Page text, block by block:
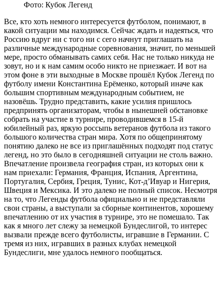
Фото: Кубок Легенд
Все, кто хоть немного интересуется футболом, понимают, в
какой ситуации мы находимся. Сейчас ждать и надеяться, что
Россию вдруг ни с того ни с сего начнут приглашать на
различные международные соревнования, значит, по меньшей
мере, просто обманывать самих себя. Нас не только никуда не
зовут, но и к нам самим особо никто не приезжает. И вот на
этом фоне в эти выходные в Москве прошёл Кубок Легенд по
футболу имени Константина Ерёменко, который иначе как
большим спортивным международным событием, не
назовёшь. Трудно представить, какие усилия пришлось
предпринять организаторам, чтобы в нынешней обстановке
собрать на участие в турнире, проводившемся в 15-й
юбилейный раз, яркую россыпь ветеранов футбола из такого
большого количества стран мира. Хотя по общепринятому
понятию далеко не все из приглашённых подходят под статус
легенд, но это было в сегодняшней ситуации не столь важно.
Впечатление произвела география стран, из которых они к
нам приехали: Германия, Франция, Испания, Аргентина,
Португалия, Сербия, Греция, Тунис, Кот-д’Ивуар и Нигерия,
Швеция и Мексика. И это далеко не полный список. Несмотря
на то, что Легенды футбола официально и не представляли
свои страны, а выступали за сборные континентов, хорошему
впечатлению от их участия в турнире, это не помешало. Так
как я много лет слежу за немецкой Бундеслигой, то интерес
вызвали прежде всего футболисты, игравшие в Германии. С
тремя из них, игравших в разных клубах немецкой
Бундеслиги, мне удалось немного пообщаться.